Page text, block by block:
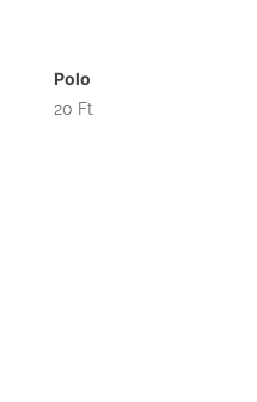
Polo
20 Ft